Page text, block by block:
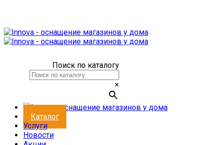
Поиск по каталогу
×
Каталог
Услуги
Новости